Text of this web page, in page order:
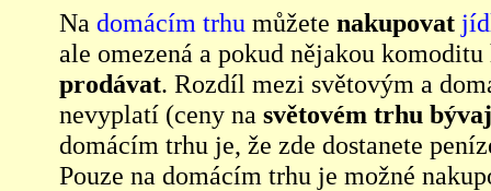
Na domácím trhu můžete nakupovat
ale omezená a pokud nějakou
prodávat. Rozdíl mezi světovým a
nevyplatí (ceny na světovém trhu
domácím trhu je, že zde dostanete
Pouze na domácím trhu je možné